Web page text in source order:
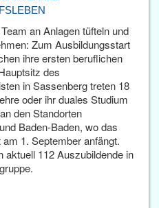
an Anlagen tüfteln und
Zum Ausbildungsstart
ihre ersten beruflichen
des
in Sassenberg treten 18
oder ihr duales Studium
den Standorten
Baden-Baden, wo das
1. September anfängt.
aktuell 112 Auszubildende in